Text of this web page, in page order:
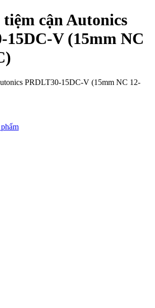
cận Autonics
15DC-V (15mm NC
PRDLT30-15DC-V (15mm NC 12-